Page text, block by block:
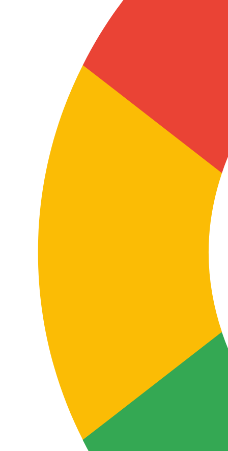
Traducteurs e-learning spécialisés
Nous confions chaque projet à des profils
expérimentés en formation corporate, éducation
digitale, UX d’apprentissage, conformité, logiciel,
produit, santé, industrie ou retail selon la thématique
du cours et l’objectif du contenu.